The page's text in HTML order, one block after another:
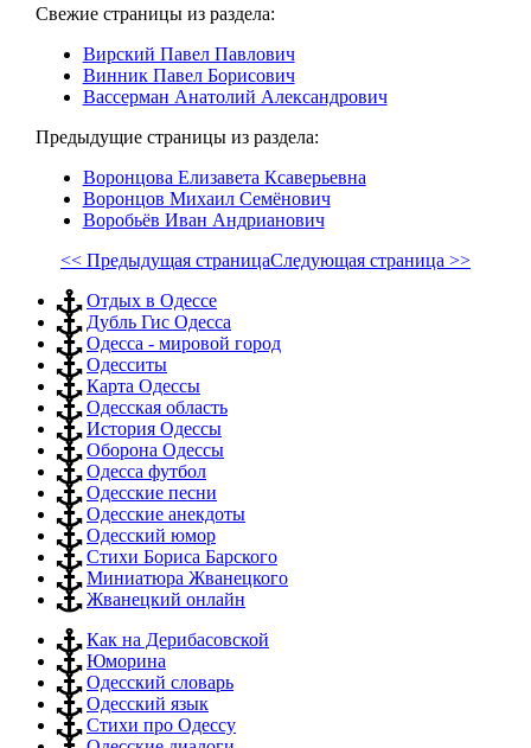
Свежие страницы из раздела:
Вирский Павел Павлович
Винник Павел Борисович
Вассерман Анатолий Александрович
Предыдущие страницы из раздела:
Воронцова Елизавета Ксаверьевна
Воронцов Михаил Семёнович
Воробьёв Иван Андрианович
<< Предыдущая страницаСледующая страница >>
Отдых в Одессе
Дубль Гис Одесса
Одесса - мировой город
Одесситы
Карта Одессы
Одесская область
История Одессы
Оборона Одессы
Одесса футбол
Одесские песни
Одесские анекдоты
Одесский юмор
Стихи Бориса Барского
Миниатюра Жванецкого
Жванецкий онлайн
Как на Дерибасовской
Юморина
Одесский словарь
Одесский язык
Стихи про Одессу